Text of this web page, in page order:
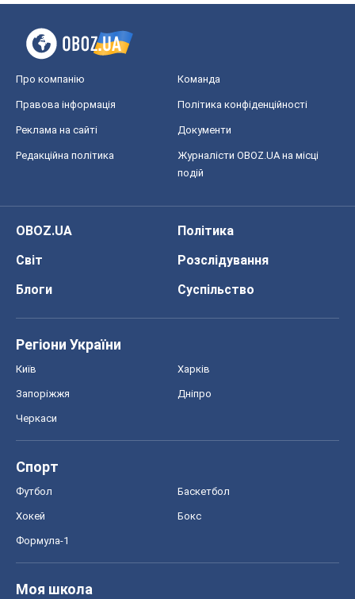
Про компанію Команда
Правова інформація Політика конфіденційності
Реклама на сайті Документи
Редакційна політика
Журналісти OBOZ.UA на місці
подій
OBOZ.UA
Політика
Світ
Розслідування
Блоги
Суспільство
Регіони України
Київ Харків
Запоріжжя Дніпро
Черкаси
Спорт
Футбол Баскетбол
Хокей Бокс
Формула-1
Моя школа